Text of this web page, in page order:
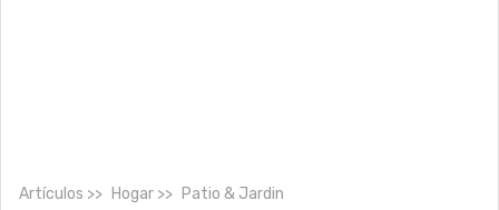
Artículos Hogar
Patio & Jardin